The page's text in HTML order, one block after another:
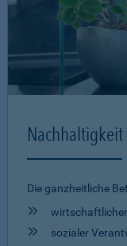
Nachhaltigkeit
Die ganzheitliche
sozialer